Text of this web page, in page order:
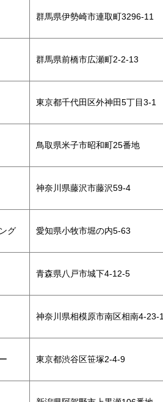
群馬県伊勢崎市連取町3296-11
群馬県前橋市広瀬町2-2-13
東京都千代田区外神田5丁目3-1
鳥取県米子市昭和町25番地
神奈川県藤沢市藤沢59-4
グ 愛知県小牧市堀の内5-63
青森県八戸市城下4-12-5
神奈川県相模原市南区相南4-23-
東京都渋谷区笹塚2-4-9